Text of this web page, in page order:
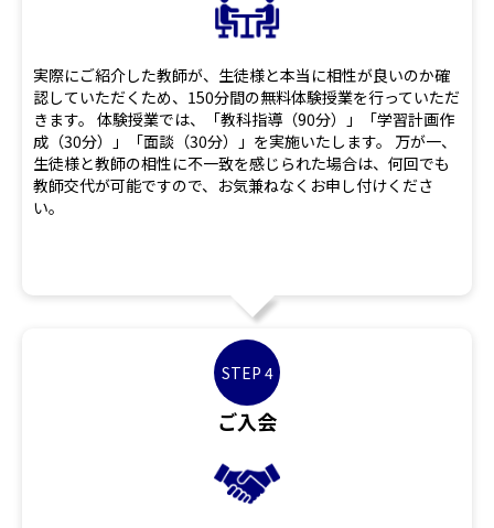
実際にご紹介した教師が、生徒様と本当に相性が良いのか確
認していただくため、150分間の無料体験授業を行っていただ
きます。 体験授業では、「教科指導（90分）」「学習計画作
成（30分）」「面談（30分）」を実施いたします。 万が一、
生徒様と教師の相性に不一致を感じられた場合は、何回でも
教師交代が可能ですので、お気兼ねなくお申し付けくださ
い。
STEP 4
ご入会